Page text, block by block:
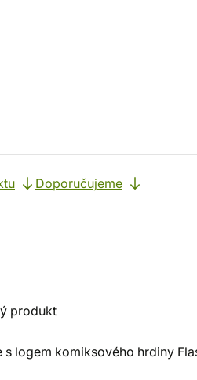
Doporučujeme
produkt
s logem komiksového hrdiny